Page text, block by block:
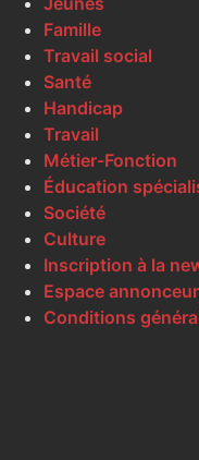
Famille
Travail social
Santé
Handicap
Travail
Métier-Fonction
Éducation
Société
Culture
Inscription à la
Espace
Conditions